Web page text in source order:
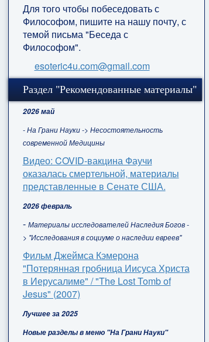
Для того чтобы побеседовать с
Философом, пишите на нашу почту, с
темой письма "Беседа с
Философом".
esoteric4u.com@gmail.com
Раздел "Рекомендованные материалы"
2026 май
- На Грани Науки -> Несостоятельность
современной Медицины
Видео: COVID-вакцина Фаучи
оказалась смертельной, материалы
представленные в Сенате США.
2026 февраль
- Материалы исследователей Наследия Богов -
> "Исследования в социуме о наследии евреев"
Фильм Джеймса Кэмерона
"Потерянная гробница Иисуса Христа
в Иерусалиме" / "The Lost Tomb of
Jesus" (2007)
Лучшее за 2025
Новые разделы в меню "На Грани Науки"